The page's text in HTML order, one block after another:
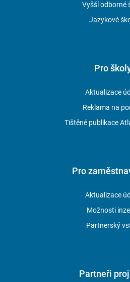
Vyšší odborné
Jazykové
Pro
Aktualizace
Reklama na
Tištěné publikace
Pro
Aktualizace
Možnosti
Partnerský
Partneři